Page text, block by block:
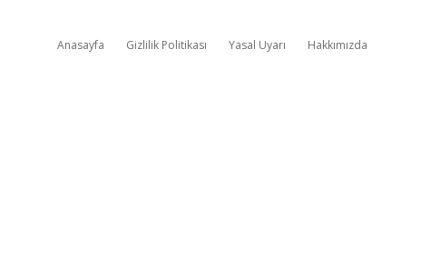
Anasayfa Gizlilik Politikası Yasal Uyarı Hakkımızda